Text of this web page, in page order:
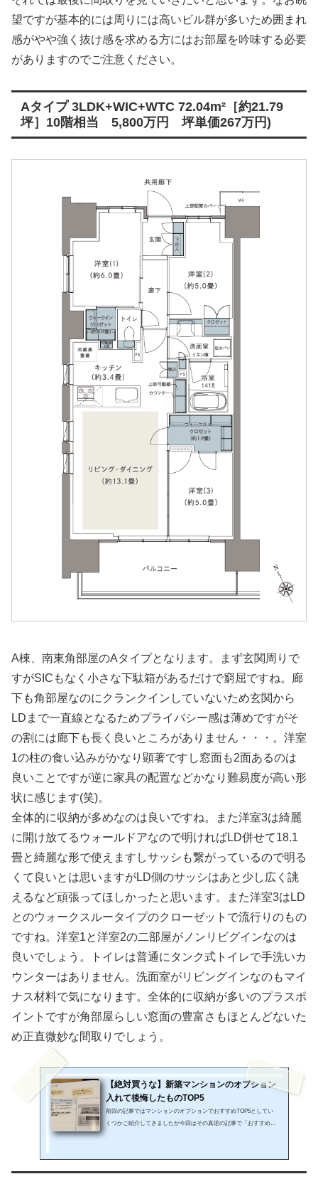
望ですが基本的には周りには高いビル群が多いため囲まれ
感がやや強く抜け感を求める方にはお部屋を吟味する必要
がありますのでご注意ください。
Aタイプ 3LDK+WIC+WTC 72.04m²［約21.79
坪］10階相当 5,800万円 坪単価267万円)
A棟、南東角部屋のAタイプとなります。まず玄関周りで
すがSICもなく小さな下駄箱があるだけで窮屈ですね。廊
下も角部屋なのにクランクインしていないため玄関から
LDまで一直線となるためプライバシー感は薄めですがそ
の割には廊下も長く良いところがありません・・・。洋室
1の柱の食い込みがかなり顕著ですし窓面も2面あるのは
良いことですが逆に家具の配置などかなり難易度が高い形
状に感じます(笑)。
全体的に収納が多めなのは良いですね。また洋室3は綺麗
に開け放てるウォールドアなので明ければLD併せて18.1
畳と綺麗な形で使えますしサッシも繋がっているので明る
くて良いとは思いますがLD側のサッシはあと少し広く誂
えるなど頑張ってほしかったと思います。また洋室3はLD
とのウォークスルータイプのクローゼットで流行りのもの
ですね。洋室1と洋室2の二部屋がノンリビグインなのは
良いでしょう。トイレは普通にタンク式トイレで手洗いカ
ウンターはありません。洗面室がリビングインなのもマイ
ナス材料で気になります。全体的に収納が多いのプラスポ
イントですが角部屋らしい窓面の豊富さもほとんどないた
め正直微妙な間取りでしょう。
【絶対買うな】新築マンションのオプション
入れて後悔したものTOP5
前回の記事ではマンションのオプションでおすすめTOP5としてい
くつかご紹介してきましたが今回はその真逆の記事で「おすすめし
ンションのオプション 入れて良かったものおすすめTOP5」の記事
はこちら絶対にお勧めできないマンションのオプションはこれだ第